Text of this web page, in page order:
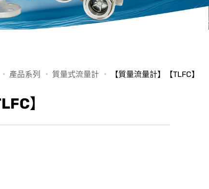
產品系列 質量式流量計 【質量流量計】【TLFC】
】